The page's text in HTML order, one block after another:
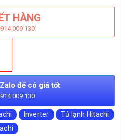
HÀNG
009 130
để có giá tốt
009 130
Inverter
Tủ lạnh Hitachi